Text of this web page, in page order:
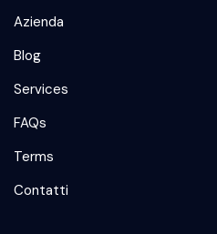
Azienda
Blog
Services
FAQs
Terms
Contatti